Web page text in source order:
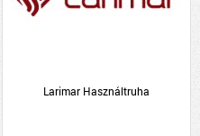
Larimar Használtruha